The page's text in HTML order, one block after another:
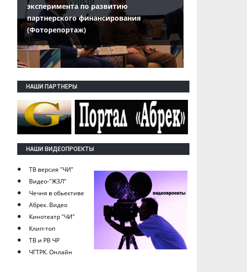
эксперимента по развитию
партнерского финансирования
(Фоторепортаж)
НАШИ ПАРТНЕРЫ
НАШИ ВИДЕОПРОЕКТЫ
ТВ версия "ЧИ"
Видео-"ЖЗЛ"
Чечня в обьективе
Абрек. Видео
Кинотеатр "ЧИ"
Клип-топ
ТВ и РВ ЧР
ЧГТРК. Онлайн